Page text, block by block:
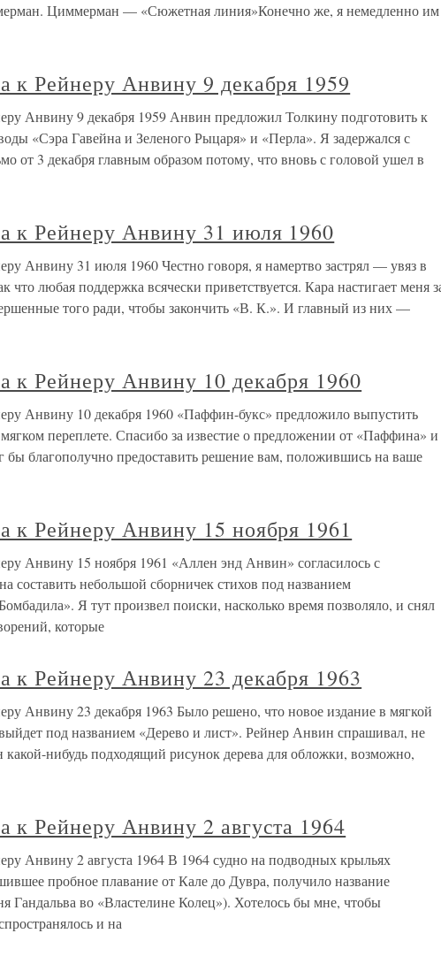
Циммерман — «Сюжетная линия»Конечно же, я немедленно им
к Рейнеру Анвину 9 декабря 1959
Анвину 9 декабря 1959 Анвин предложил Толкину подготовить к
«Сэра Гавейна и Зеленого Рыцаря» и «Перла». Я задержался с
от 3 декабря главным образом потому, что вновь с головой ушел в
к Рейнеру Анвину 31 июля 1960
Анвину 31 июля 1960 Честно говоря, я намертво застрял — увяз в
что любая поддержка всячески приветствуется. Кара настигает меня
того ради, чтобы закончить «В. К.». И главный из них —
к Рейнеру Анвину 10 декабря 1960
Анвину 10 декабря 1960 «Паффин-букс» предложило выпустить
переплете. Спасибо за известие о предложении от «Паффина» и
бы благополучно предоставить решение вам, положившись на ваше
к Рейнеру Анвину 15 ноября 1961
Анвину 15 ноября 1961 «Аллен энд Анвин» согласилось с
составить небольшой сборничек стихов под названием
Я тут произвел поиски, насколько время позволяло, и снял
которые
к Рейнеру Анвину 23 декабря 1963
Анвину 23 декабря 1963 Было решено, что новое издание в мягкой
под названием «Дерево и лист». Рейнер Анвин спрашивал, не
какой-нибудь подходящий рисунок дерева для обложки, возможно,
к Рейнеру Анвину 2 августа 1964
Анвину 2 августа 1964 В 1964 судно на подводных крыльях
пробное плавание от Кале до Дувра, получило название
Гандальва во «Властелине Колец»). Хотелось бы мне, чтобы
и на